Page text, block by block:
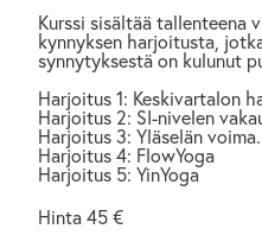
Kurssi sisältää tallenteena
kynnyksen harjoitusta,
synnytyksestä on kulunut
Harjoitus 1: Keskivartalon
Harjoitus 2: SI-nivelen
Harjoitus 3: Yläselän voima.
Harjoitus 4: FlowYoga
Harjoitus 5: YinYoga
Hinta 45 €